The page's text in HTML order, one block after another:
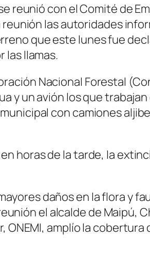
reunió con el Comité de
las autoridades
que este lunes fue
las llamas.
Nacional Forestal
y un avión los que
con camiones
horas de la tarde, la
daños en la flora y
el alcalde de Maipú,
amplío la cobertura